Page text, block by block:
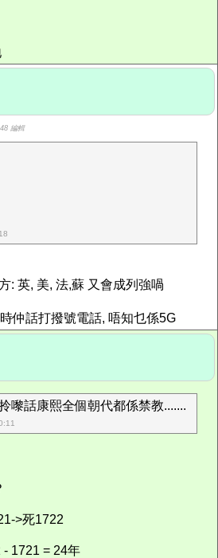
編輯
: 英, 美, 法,蘇 又會成列強喎
仲話打撥號電話, 唔知乜係5G
嚟話康熙全個朝代都係禁教.......
>死1722
- 1721 = 24年